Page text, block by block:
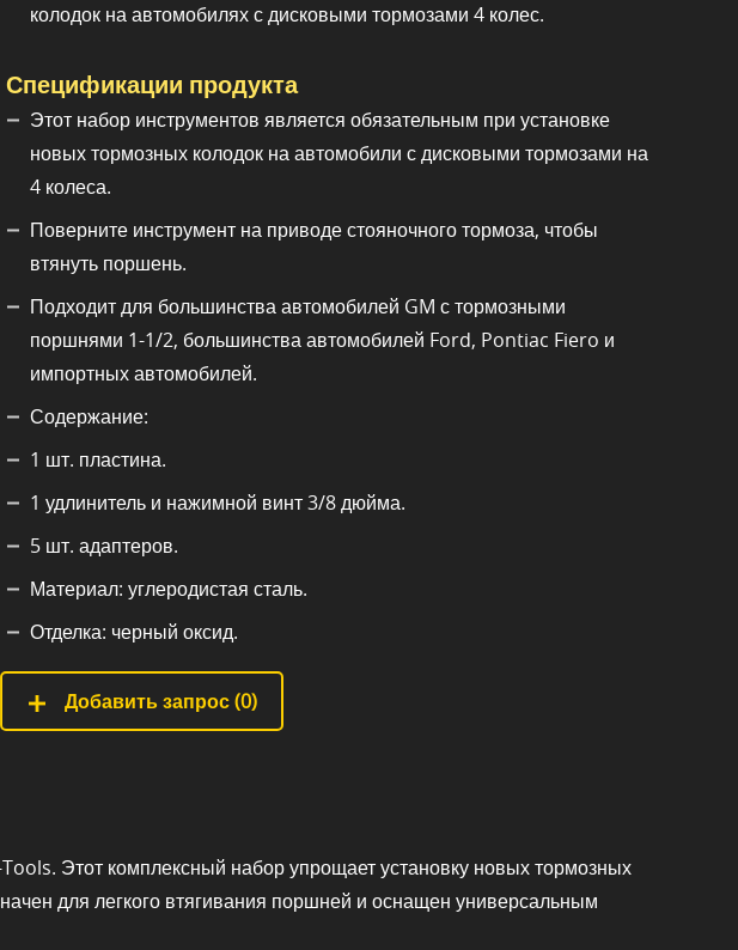
колодок на автомобилях с дисковыми тормозами 4 колес.
Спецификации продукта
Этот набор инструментов является обязательным при установке
новых тормозных колодок на автомобили с дисковыми тормозами на
4 колеса.
Поверните инструмент на приводе стояночного тормоза, чтобы
втянуть поршень.
Подходит для большинства автомобилей GM с тормозными
поршнями 1-1/2, большинства автомобилей Ford, Pontiac Fiero и
импортных автомобилей.
Содержание:
1 шт. пластина.
1 удлинитель и нажимной винт 3/8 дюйма.
5 шт. адаптеров.
Материал: углеродистая сталь.
Отделка: черный оксид.
Добавить запрос (0)
Этот комплексный набор упрощает установку новых тормозных
для легкого втягивания поршней и оснащен универсальным